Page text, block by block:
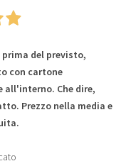
del previsto,
con cartone
all'interno. Che dire,
Prezzo nella media e